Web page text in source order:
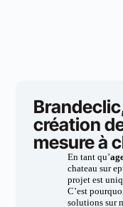
création
mesure à
En tant qu’
chateau sur
projet est
C’est
solutions sur